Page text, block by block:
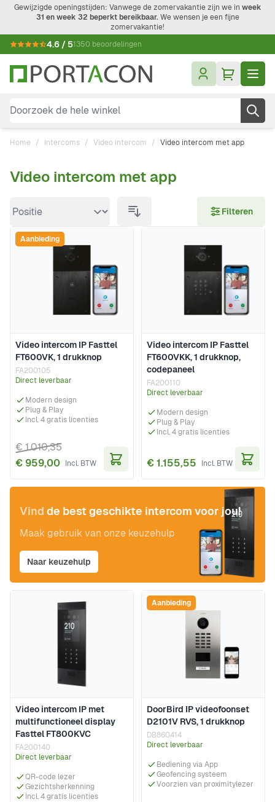
Ga naar de inhoud
Gewijzigde openingstijden: Vanwege de zomervakantie zijn we in week
31 en week 32 beperkt bereikbaar.We wensen je een fijne
zomervakantie!
4.6 / 51350 beoordelingen
Doorzoek de hele winkel
Home / Intercoms / Video intercom / Video intercom met app
Doorgaan naar productlijst
Video intercom met app
Filteren
Video intercom IP Fasttel
FT600VK, 1 drukknop
FA200105
Direct leverbaar
Modern design
Plug & Play
Incl. 4 gratis licenties
€ 959,00
€ 1.010,35
Aanbieding
Video intercom IP Fasttel
FT600VKK, 1 drukknop,
codepaneel
FA200110
Direct leverbaar
Modern design
Plug & Play
Incl. 4 gratis licenties
€ 1.155,55
Video intercom IP met
multifunctioneel display
Fasttel FT800KVC
FA200140
Direct leverbaar
QR-code lezer
Gezichtsherkenning
Incl. 4 gratis licenties
DoorBird IP videofoonset
D2101V RVS, 1 drukknop
DB860414
Direct leverbaar
Bediening via App
Geofencing systeem
Voorzien van proximitylezer
Aanbieding
Vind de best geschikte intercom voor jou!
Maak gebruik van onze keuzehulp
Naar keuzehulp